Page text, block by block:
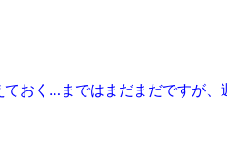
おく…まではまだまだですが、